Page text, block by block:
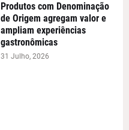
Produtos com Denominação
de Origem agregam valor e
ampliam experiências
gastronômicas
31 Julho, 2026